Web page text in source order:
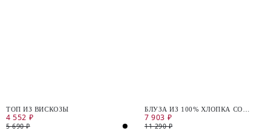
ТОП ИЗ ВИСКОЗЫ
4 552 ₽
5 690 ₽
БЛУЗА ИЗ 100% ХЛОПКА СО
СТРАЗАМИ
7 903 ₽
11 290 ₽